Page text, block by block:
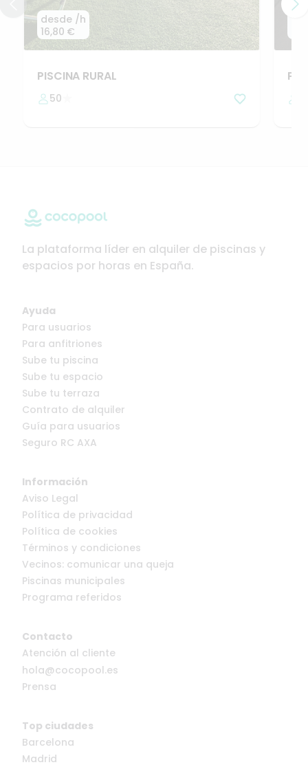
desde
16,80 €
/h
PISCINA RURAL
50
La plataforma líder en alquiler de piscinas y
espacios por horas en España.
Ayuda
Para usuarios
Para anfitriones
Sube tu piscina
Sube tu espacio
Sube tu terraza
Contrato de alquiler
Guía para usuarios
Seguro RC AXA
Información
Aviso Legal
Política de privacidad
Política de cookies
Términos y condiciones
Vecinos: comunicar una queja
Piscinas municipales
Programa referidos
Contacto
Atención al cliente
hola@cocopool.es
Prensa
Top ciudades
Barcelona
Madrid